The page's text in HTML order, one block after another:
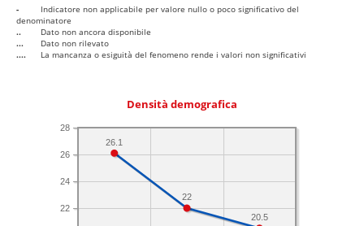
-
Indicatore non applicabile per valore nullo o poco significativo del
denominatore
..
Dato non ancora disponibile
...
Dato non rilevato
....
La mancanza o esiguità del fenomeno rende i valori non significativi
Densità demografica
22
24
26
28
20.5
22
26.1